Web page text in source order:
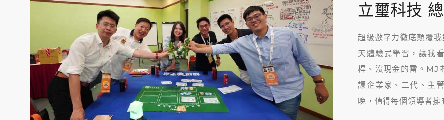
立璽科技
超級數字力徹底顛覆
天體驗式學習，讓我
桿、沒現金的雷。MJ
讓企業家、二代、主
晚，值得每個領導者擁